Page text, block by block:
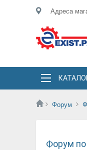
Адреса
Форум
Форум по